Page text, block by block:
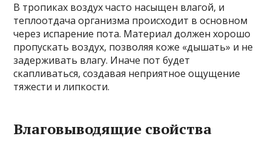
В тропиках воздух часто насыщен влагой, и
теплоотдача организма происходит в основном
через испарение пота. Материал должен хорошо
пропускать воздух, позволяя коже «дышать» и не
задерживать влагу. Иначе пот будет
скапливаться, создавая неприятное ощущение
тяжести и липкости.
Влаговыводящие свойства